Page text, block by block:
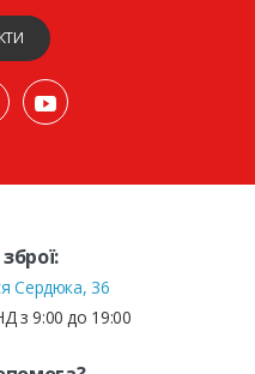
Сердюка, 36
з 9:00 до 19:00